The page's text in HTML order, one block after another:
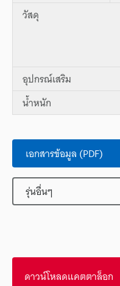
วัสดุ
อุปกรณ์เสริม
น้ำหนัก
เอกสารข้อมูล (PDF)
รุ่นอื่นๆ
ดาวน์โหลดแคตตาล็อก